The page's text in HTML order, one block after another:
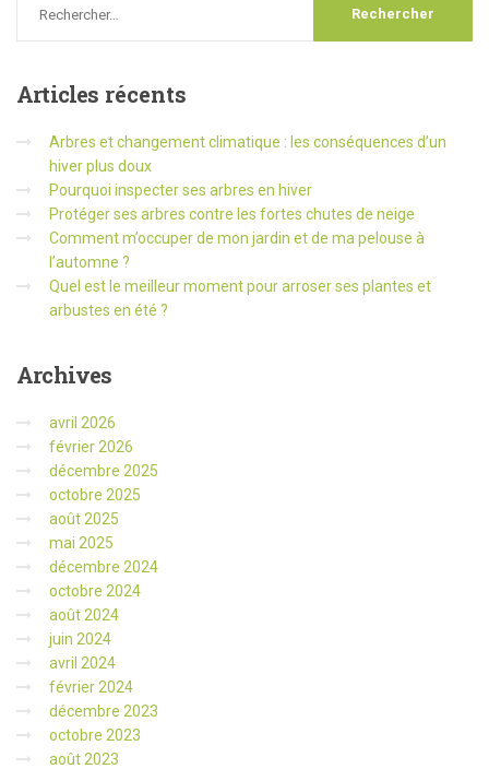
Articles récents
Arbres et changement climatique : les conséquences d’un
hiver plus doux
Pourquoi inspecter ses arbres en hiver
Protéger ses arbres contre les fortes chutes de neige
Comment m’occuper de mon jardin et de ma pelouse à
l’automne ?
Quel est le meilleur moment pour arroser ses plantes et
arbustes en été ?
Archives
avril 2026
février 2026
décembre 2025
octobre 2025
août 2025
mai 2025
décembre 2024
octobre 2024
août 2024
juin 2024
avril 2024
février 2024
décembre 2023
octobre 2023
août 2023